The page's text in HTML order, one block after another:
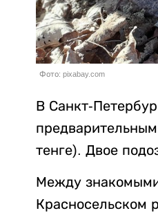
Фото: pixabay.com
В Санкт-
тенге). Двое
Между знакомыми
Красносельском